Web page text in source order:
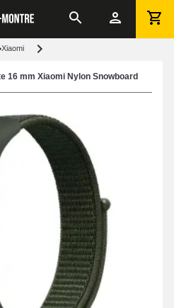
Xiaomi
16 mm Xiaomi Nylon Snowboard